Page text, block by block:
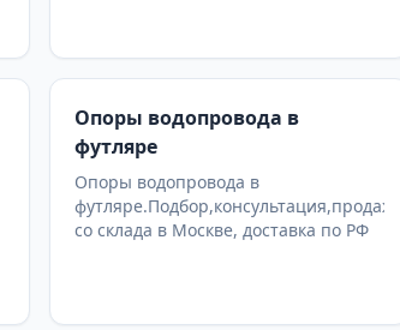
Опоры водопровода в
футляре
Опоры водопровода в
футляре.Подбор,консультация,продажа
со склада в Москве, доставка по РФ